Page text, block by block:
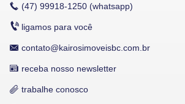
(47) 99918-1250 (whatsapp)
ligamos para você
contato@kairosimoveisbc.com.br
receba nosso newsletter
trabalhe conosco